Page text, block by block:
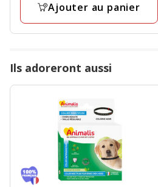
Ajouter au panier
Ils adoreront aussi